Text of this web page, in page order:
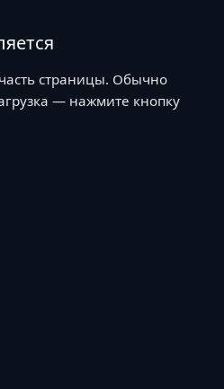
страницы. Обычно
— нажмите кнопку